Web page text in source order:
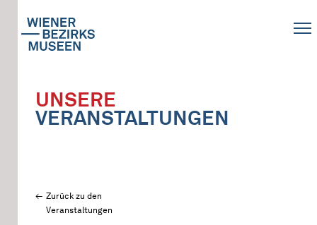
UNSERE
VERANSTALTUNGEN
Zurück zu den
Veranstaltungen